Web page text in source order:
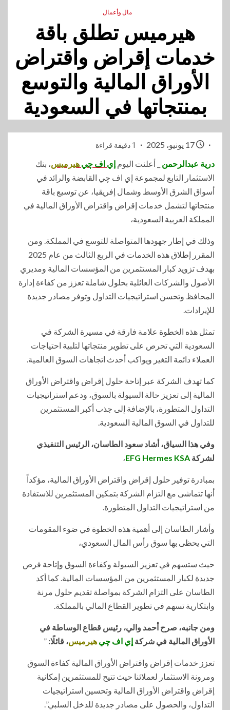
مال وأعمال
هيرميس تطلق باقة
خدمات إقراض واقتراض
الأوراق المالية والتوسع
بمنتجاتها في السعودية
1 دقيقة قراءة
درية عبدالرحمن _ أعلنت اليوم إي اف چي هيرميس، بنك
الاستثمار التابع لمجموعة إي اف چي القابضة والرائد في
أسواق الشرق الأوسط وشمال إفريقيا، عن توسيع باقة
منتجاتها لتشمل خدمات إقراض واقتراض الأوراق المالية في
المملكة العربية السعودية،
وذلك في إطار جهودها المتواصلة للتوسع في المملكة. ومن
المقرر إطلاق هذه الخدمات في الربع الثالث من عام 2025
بهدف تزويد كبار المستثمرين من المؤسسات المالية ومديري
الأصول والشركات العائلية بحلول شاملة تعزز من كفاءة إدارة
المحافظ وتحسن استراتيجيات التداول وتوفر مصادر جديدة
للإيرادات.
تمثل هذه الخطوة علامة فارقة في مسيرة الشركة في
السعودية التي تحرص على تطوير منتجاتها لتلبية احتياجات
العملاء دائمة التغير ويواكب أحدث اتجاهات السوق العالمية.
كما تهدف الشركة عبر إتاحة حلول إقراض واقتراض الأوراق
المالية إلى تعزيز حالة السيولة بالسوق، ودعم استراتيجيات
التداول المتطورة، بالإضافة إلى جذب أكبر المستثمرين
للتداول في السوق المالية السعودية.
وفي هذا السياق، أشاد سعود الطاسان، الرئيس التنفيذي
لشركة EFG Hermes KSA،
بمبادرة توفير حلول إقراض واقتراض الأوراق المالية، مؤكداً
أنها تتماشى مع التزام الشركة بتمكين المستثمرين للاستفادة
من استراتيجيات التداول المتطورة.
وأشار الطاسان إلى أهمية هذه الخطوة في ضوء المقومات
التي يحظى بها سوق رأس المال السعودي،
حيث ستسهم في تعزيز السيولة وكفاءة السوق وإتاحة فرص
جديدة لكبار المستثمرين من المؤسسات المالية. كما أكد
الطاسان على التزام الشركة بمواصلة تقديم حلول مرنة
وابتكارية تسهم في تطوير القطاع المالي بالمملكة.
ومن جانبه، صرح أحمد والي، رئيس قطاع الوساطة في
الأوراق المالية في شركة إي اف چي هيرميس، قائلًا: ”
تعزز خدمات إقراض واقتراض الأوراق المالية كفاءة السوق
ومرونة الاستثمار لعملائنا حيث تتيح للمستثمرين إمكانية
إقراض واقتراض الأوراق المالية وتحسين استراتيجيات
التداول، والحصول على مصادر جديدة للدخل السلبي”.